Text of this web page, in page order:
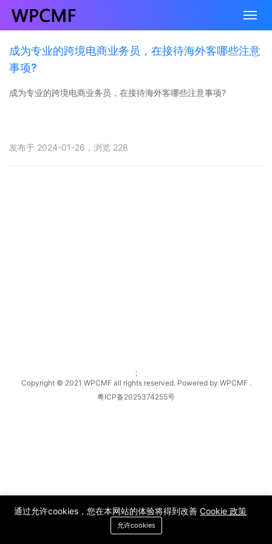
成为专业的跨境电商业务员，在接待海外客哪些注意
事项?
成为专业的跨境电商业务员，在接待海外客哪些注意事项?
发布于 2024-01-26，浏览 228
;
Copyright © 2021 WPCMF all rights reserved. Powered by WPCMF .
粤ICP备2025374255号
通过允许cookies，您在本网站的体验将得到改善 Cookie 政策
允许cookies